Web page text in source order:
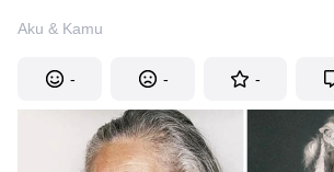
Aku & Kamu
- - -